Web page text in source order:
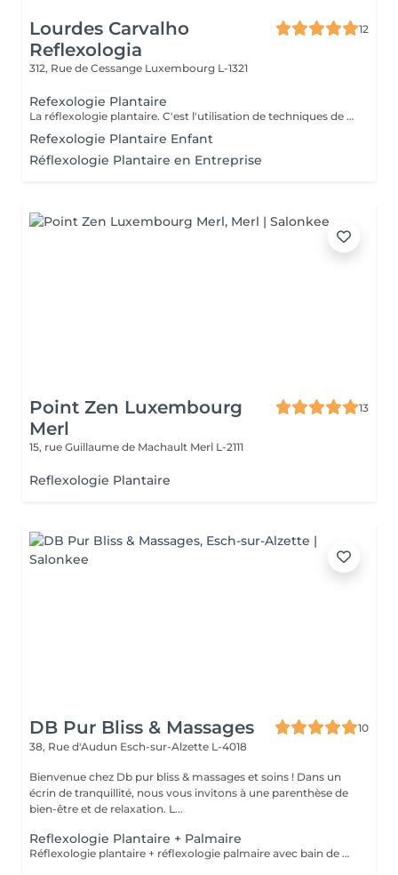
Lourdes Carvalho
Reflexologia
12
312, Rue de Cessange Luxembourg L-1321
Refexologie Plantaire
La réflexologie plantaire. C'est l'utilisation de techniques de massage et d'acupression sur l'ensemble des pieds. Cette méthode d'accompagnement est fondée sur l'existence de zones réflexes au niveau des pieds, qui représentent chaque organe du corps humain. La séance commence par 30 minutes de découverte suivi de 1 heure de soin :)
Refexologie Plantaire Enfant
Réflexologie Plantaire en Entreprise
Point Zen Luxembourg
Merl
13
15, rue Guillaume de Machault Merl L-2111
Reflexologie Plantaire
DB Pur Bliss & Massages
10
38, Rue d'Audun Esch-sur-Alzette L-4018
Bienvenue chez Db pur bliss & massages et soins ! Dans un
écrin de tranquillité, nous vous invitons à une parenthèse de
bien-être et de relaxation. L...
Reflexologie Plantaire + Palmaire
Réflexologie plantaire + réflexologie palmaire avec bain de pieds